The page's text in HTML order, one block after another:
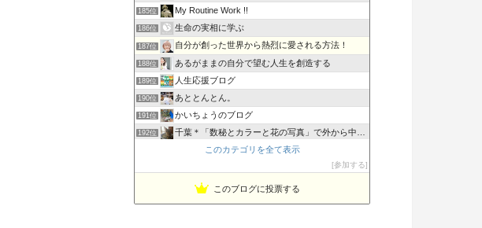
185位 My Routine Work !!
186位 生命の実相に学ぶ
187位 自分が創った世界から熱烈に愛される方法！
188位 あるがままの自分で望む人生を創造する
189位 人生応援ブログ
190位 あととんとん。
191位 かいちょうのブログ
192位 千葉＊「数秘とカラーと花の写真」で外から中から丸ごとのあな…
スキニノートこのカテゴリを全て表示
参加する
このブログに投票する